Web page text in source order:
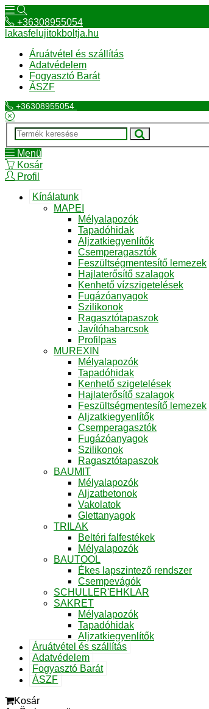
+36308955054
lakasfelujitokboltja.hu
Áruátvétel és szállítás
Adatvédelem
Fogyasztó Barát
ÁSZF
+36308955054
Menü
Kosár
Profil
Kínálatunk
MAPEI
Mélyalapozók
Tapadóhidak
Aljzatkiegyenlítők
Csemperagasztók
Feszültségmentesítő lemezek
Hajlaterősítő szalagok
Kenhető vízszigetelések
Fugázóanyagok
Szilikonok
Ragasztótapaszok
Javítóhabarcsok
Profilpas
MUREXIN
Mélyalapozók
Tapadóhidak
Kenhető szigetelések
Hajlaterősítő szalagok
Feszültségmentesítő lemezek
Aljzatkiegyenlítők
Csemperagasztók
Fugázóanyagok
Szilikonok
Ragasztótapaszok
BAUMIT
Mélyalapozók
Aljzatbetonok
Vakolatok
Glettanyagok
TRILAK
Beltéri falfestékek
Mélyalapozók
BAUTOOL
Ékes lapszintező rendszer
Csempevágók
SCHULLER'EHKLAR
SAKRET
Mélyalapozók
Tapadóhidak
Aljzatkiegyenlítők
Áruátvétel és szállítás
Adatvédelem
Fogyasztó Barát
ÁSZF
Kosár